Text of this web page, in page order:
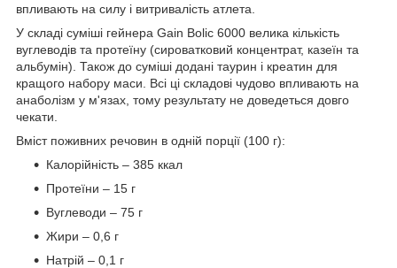
впливають на силу і витривалість атлета.
У складі суміші гейнера Gain Bolic 6000 велика кількість
вуглеводів та протеїну (сироватковий концентрат, казеїн та
альбумін). Також до суміші додані таурин і креатин для
кращого набору маси. Всі ці складові чудово впливають на
анаболізм у м'язах, тому результату не доведеться довго
чекати.
Вміст поживних речовин в одній порції (100 г):
Калорійність – 385 ккал
Протеїни – 15 г
Вуглеводи – 75 г
Жири – 0,6 г
Натрій – 0,1 г